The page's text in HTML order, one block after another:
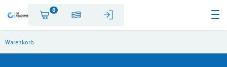
0
Warenkorb